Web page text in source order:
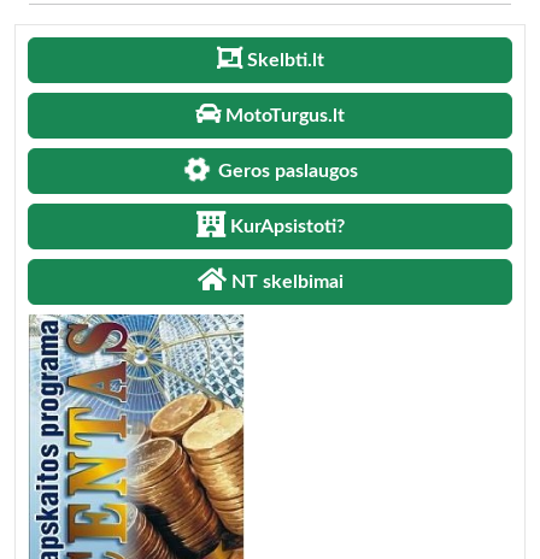
Skelbti.lt
MotoTurgus.lt
Geros paslaugos
KurApsistoti?
NT skelbimai